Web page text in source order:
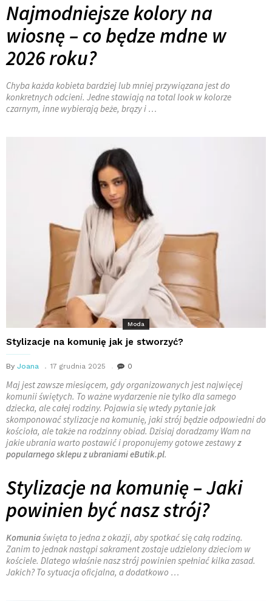
Najmodniejsze kolory na
wiosnę – co będze mdne w
2026 roku?
Chyba każda kobieta bardziej lub mniej przywiązana jest do
konkretnych odcieni. Jedne stawiają na total look w kolorze
czarnym, inne wybierają beże, brązy i …
Moda
Stylizacje na komunię jak je stworzyć?
By Joana 17 grudnia 2025 0
Maj jest zawsze miesiącem, gdy organizowanych jest najwięcej
komunii świętych. To ważne wydarzenie nie tylko dla samego
dziecka, ale całej rodziny. Pojawia się wtedy pytanie jak
skomponować stylizacje na komunię, jaki strój będzie odpowiedni do
kościoła, ale także na rodzinny obiad. Dzisiaj doradzamy Wam na
jakie ubrania warto postawić i proponujemy gotowe zestawyz
popularnego sklepu z ubraniami eButik.pl.
Stylizacje na komunię – Jaki
powinien być nasz strój?
Komuniaświęta to jedna z okazji, aby spotkać się całą rodziną.
Zanim to jednak nastąpi sakrament zostaje udzielony dzieciom w
kościele. Dlatego właśnie nasz strój powinien spełniać kilka zasad.
Jakich? To sytuacja oficjalna, a dodatkowo …